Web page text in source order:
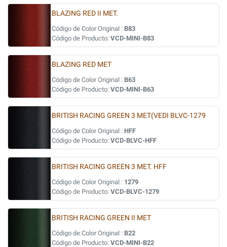
BLAZING RED II MET.
Código de Color Original : B83
Código de Producto: VCD-MINI-B83
BLAZING RED MET
Código de Color Original : B63
Código de Producto: VCD-MINI-B63
BRITISH RACING GREEN 3 MET(VEDI BLVC-1279
Código de Color Original : HFF
Código de Producto: VCD-BLVC-HFF
BRITISH RACING GREEN 3 MET. HFF
Código de Color Original : 1279
Código de Producto: VCD-BLVC-1279
BRITISH RACING GREEN II MET
Código de Color Original : B22
Código de Producto: VCD-MINI-B22